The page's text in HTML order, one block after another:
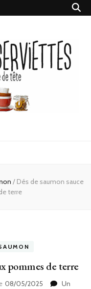
/ Dés de saumon sauce
terre
pommes de terre
08/05/2025
Un